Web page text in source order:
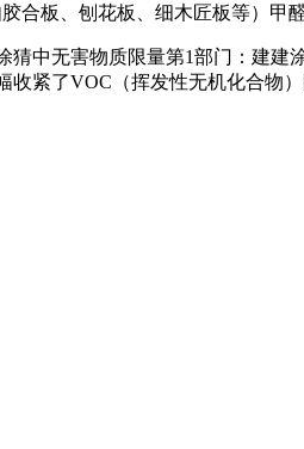
板、刨花板、细木匠板等）甲醛
无害物质限量第1部门：建建
紧了VOC（挥发性无机化合物